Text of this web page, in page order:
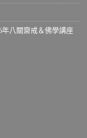
八關齋戒＆佛學講座